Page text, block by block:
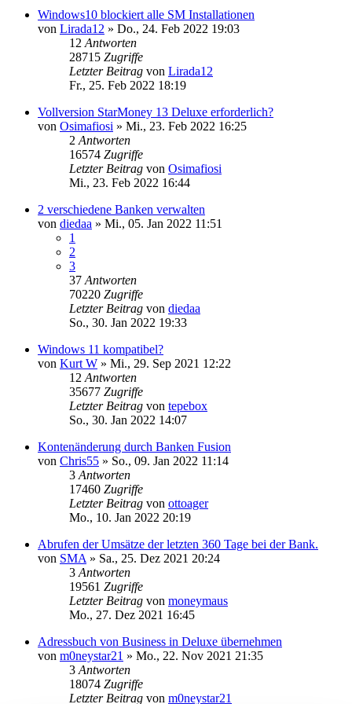
Windows10 blockiert alle SM Installationen
von Lirada12 » Do., 24. Feb 2022 19:03
12 Antworten
28715 Zugriffe
Letzter Beitrag von Lirada12
Fr., 25. Feb 2022 18:19
Vollversion StarMoney 13 Deluxe erforderlich?
von Osimafiosi » Mi., 23. Feb 2022 16:25
2 Antworten
16574 Zugriffe
Letzter Beitrag von Osimafiosi
Mi., 23. Feb 2022 16:44
2 verschiedene Banken verwalten
von diedaa » Mi., 05. Jan 2022 11:51
1
2
3
37 Antworten
70220 Zugriffe
Letzter Beitrag von diedaa
So., 30. Jan 2022 19:33
Windows 11 kompatibel?
von Kurt W » Mi., 29. Sep 2021 12:22
12 Antworten
35677 Zugriffe
Letzter Beitrag von tepebox
So., 30. Jan 2022 14:07
Kontenänderung durch Banken Fusion
von Chris55 » So., 09. Jan 2022 11:14
3 Antworten
17460 Zugriffe
Letzter Beitrag von ottoager
Mo., 10. Jan 2022 20:19
Abrufen der Umsätze der letzten 360 Tage bei der Bank.
von SMA » Sa., 25. Dez 2021 20:24
3 Antworten
19561 Zugriffe
Letzter Beitrag von moneymaus
Mo., 27. Dez 2021 16:45
Adressbuch von Business in Deluxe übernehmen
von m0neystar21 » Mo., 22. Nov 2021 21:35
3 Antworten
18074 Zugriffe
Letzter Beitrag von m0neystar21